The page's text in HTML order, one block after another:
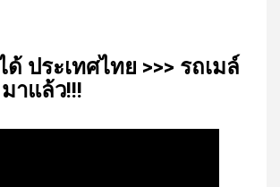
ด้​ ประเทศ​ไทย​ >>> รถเมล์​
าแล้ว!!!